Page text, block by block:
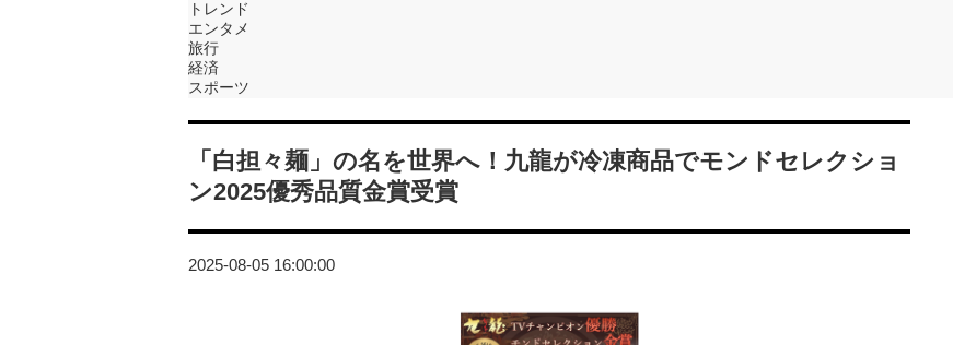
トレンド
エンタメ
旅行
経済
スポーツ
「白担々麺」の名を世界へ！九龍が冷凍商品でモンドセレクショ
ン2025優秀品質金賞受賞
2025-08-05 16:00:00